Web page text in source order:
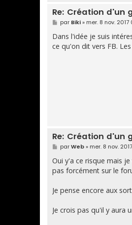
Re: Création d'un
M
e
s
s
a
par Biki» mer. 8 nov. 2017
Dans l'idée je suis
ce qu'on dit vers FB.
Re: Création d'un
M
e
s
s
a
parWeb» mer. 8 nov.
Oui y'a ce risque mais
pas forcément sur le
Je pense encore aux
Je crois pas qu'il y aura